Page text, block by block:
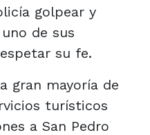
golpear y
de sus
su fe.
gran mayoría de
turísticos
a San Pedro